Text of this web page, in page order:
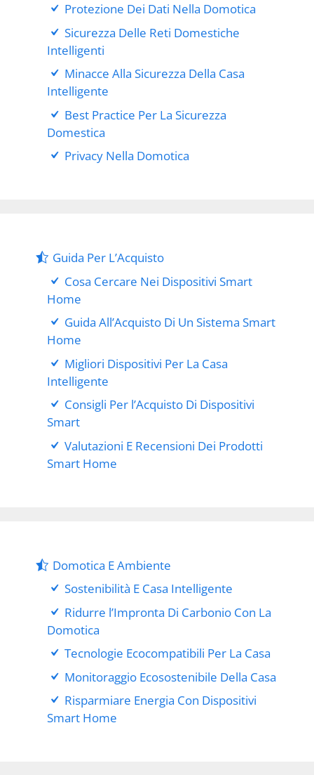
Protezione Dei Dati Nella Domotica
Sicurezza Delle Reti Domestiche
Intelligenti
Minacce Alla Sicurezza Della Casa
Intelligente
Best Practice Per La Sicurezza
Domestica
Privacy Nella Domotica
Guida Per L’Acquisto
Cosa Cercare Nei Dispositivi Smart
Home
Guida All’Acquisto Di Un Sistema Smart
Home
Migliori Dispositivi Per La Casa
Intelligente
Consigli Per l’Acquisto Di Dispositivi
Smart
Valutazioni E Recensioni Dei Prodotti
Smart Home
Domotica E Ambiente
Sostenibilità E Casa Intelligente
Ridurre l’Impronta Di Carbonio Con La
Domotica
Tecnologie Ecocompatibili Per La Casa
Monitoraggio Ecosostenibile Della Casa
Risparmiare Energia Con Dispositivi
Smart Home